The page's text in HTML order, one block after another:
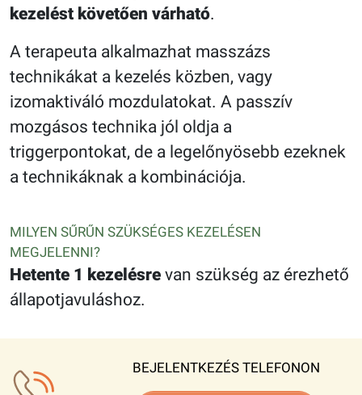
kezelést követően várható.
A terapeuta alkalmazhat masszázs
technikákat a kezelés közben, vagy
izomaktiváló mozdulatokat. A passzív
mozgásos technika jól oldja a
triggerpontokat, de a legelőnyösebb ezeknek
a technikáknak a kombinációja.
MILYEN SŰRŰN SZÜKSÉGES KEZELÉSEN
MEGJELENNI?
Hetente 1 kezelésre van szükség az érezhető
állapotjavuláshoz.
BEJELENTKEZÉS TELEFONON